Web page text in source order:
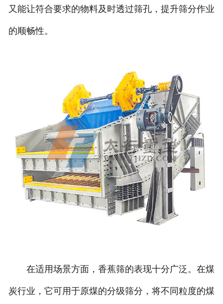
又能让符合要求的物料及时透过筛孔，提升筛分作业
的顺畅性。
在适用场景方面，香蕉筛的表现十分广泛。在煤
炭行业，它可用于原煤的分级筛分，将不同粒度的煤